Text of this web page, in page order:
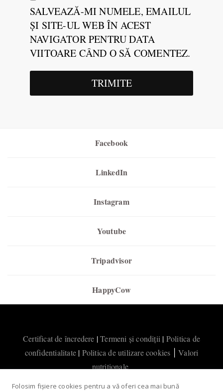
SALVEAZĂ-MI NUMELE, EMAILUL
ȘI SITE-UL WEB ÎN ACEST
NAVIGATOR PENTRU DATA
VIITOARE CÂND O SĂ COMENTEZ.
Facebook
LinkedIn
Instagram
Youtube
Tripadvisor
HappyCow
Certificat de încredere |Termeni și condiții | Politica de
confidentialitate | Politica de utilizare cookies
Valori
nutritionale
Folosim fișiere cookies pentru a vă oferi cea mai bună